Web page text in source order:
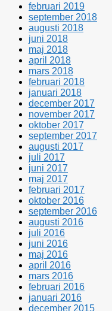
februari 2019
september 2018
augusti 2018
juni 2018
maj 2018
april 2018
mars 2018
februari 2018
januari 2018
december 2017
november 2017
oktober 2017
september 2017
augusti 2017
juli 2017
juni 2017
maj 2017
februari 2017
oktober 2016
september 2016
augusti 2016
juli 2016
juni 2016
maj 2016
april 2016
mars 2016
februari 2016
januari 2016
december 2015